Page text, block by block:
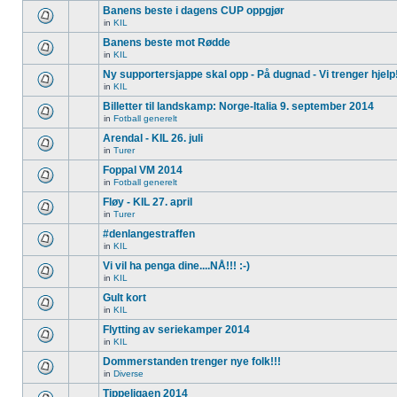
Banens beste i dagens CUP oppgjør
in KIL
Banens beste mot Rødde
in KIL
Ny supportersjappe skal opp - På dugnad - Vi trenger
in KIL
Billetter til landskamp: Norge-Italia 9. september 2014
in Fotball generelt
Arendal - KIL 26. juli
in Turer
Foppal VM 2014
in Fotball generelt
Fløy - KIL 27. april
in Turer
#denlangestraffen
in KIL
Vi vil ha penga dine....NÅ!!! :-)
in KIL
Gult kort
in KIL
Flytting av seriekamper 2014
in KIL
Dommerstanden trenger nye folk!!!
in Diverse
Tippeligaen 2014